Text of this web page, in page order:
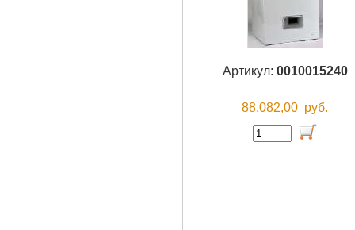
Артикул: 0010015240
88.082,00 руб.